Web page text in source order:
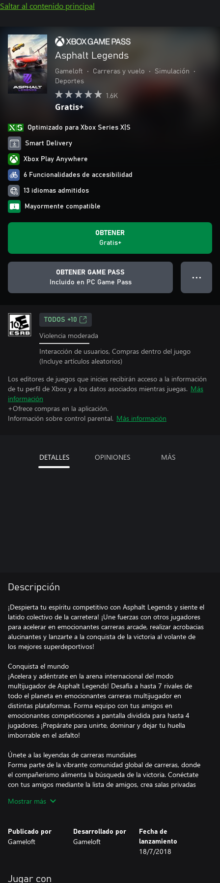
Saltar al contenido principal
Asphalt Legends
Gameloft • Carreras y vuelo • Simulación
•
Deportes
1.6K
Gratis+
Optimizado para Xbox Series X|S
Smart Delivery
Xbox Play Anywhere
6 Funcionalidades de accesibilidad
13 idiomas admitidos
Mayormente compatible
OBTENER
Gratis+
OBTENER GAME PASS
Incluido en PC Game Pass
● ● ●
TODOS +10
Violencia moderada
Interacción de usuarios, Compras dentro del juego
(Incluye artículos aleatorios)
Los editores de juegos que inicies recibirán acceso a la información
de tu perfil de Xbox y a los datos asociados mientras juegas. Más
información
+Ofrece compras en la aplicación.
Información sobre control parental. Más información
DETALLES OPINIONES MÁS
Descripción
¡Despierta tu espíritu competitivo con Asphalt Legends y siente el
latido colectivo de la carretera! ¡Une fuerzas con otros jugadores
para acelerar en emocionantes carreras arcade, realizar acrobacias
alucinantes y lanzarte a la conquista de la victoria al volante de
los mejores superdeportivos!
Conquista el mundo
¡Acelera y adéntrate en la arena internacional del modo
multijugador de Asphalt Legends! Desafía a hasta 7 rivales de
todo el planeta en emocionantes carreras multijugador en
distintas plataformas. Forma equipo con tus amigos en
emocionantes competiciones a pantalla dividida para hasta 4
jugadores. ¡Prepárate para unirte, dominar y dejar tu huella
imborrable en el asfalto!
Únete a las leyendas de carreras mundiales
Forma parte de la vibrante comunidad global de carreras, donde
el compañerismo alimenta la búsqueda de la victoria. Conéctate
con tus amigos mediante la lista de amigos, crea salas privadas
Únete a un club de carreras o crea uno propio, desbloqueando
podrás elegir entre ser un agente de seguridad que persigue a
miembros del Sindicato o un fugitivo que lucha por escapar de la
Mostrar más
Publicado por
Gameloft
Desarrollado por
Gameloft
Fecha de
lanzamiento
18/7/2018
Jugar con